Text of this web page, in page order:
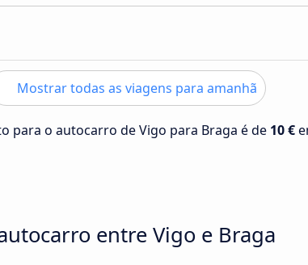
Mostrar todas as viagens para amanhã
para o autocarro de Vigo para Braga é de 10 €
entre Vigo e Braga